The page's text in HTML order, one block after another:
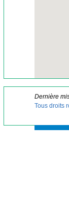
Dernière
Tous droits